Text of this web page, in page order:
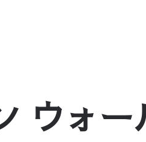
ウォ